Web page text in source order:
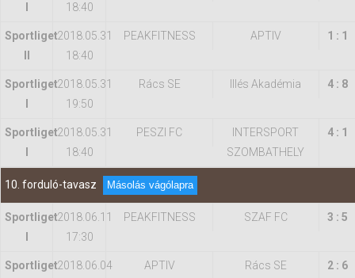
18:40
Sportliget2018.05.31
18:40
PEAKFITNESS APTIV 1 : 1
Sportliget2018.05.31
19:50
Rács SE Illés Akadémia 4 : 8
Sportliget2018.05.31
18:40
PESZI FC
INTERSPORT
SZOMBATHELY
4 : 1
10. forduló-tavasz Másolás vágólapra
Sportliget2018.06.11
17:30
PEAKFITNESS SZAF FC 3 : 5
Sportliget2018.06.04
APTIV Rács SE 2 : 6